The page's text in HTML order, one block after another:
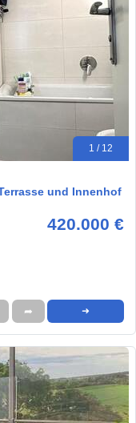
1 / 12
und Innenhof
420.000 €
➦ ➜